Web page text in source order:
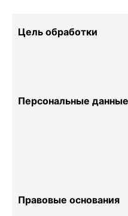
Цель обработки
Персональные данные
Правовые основания